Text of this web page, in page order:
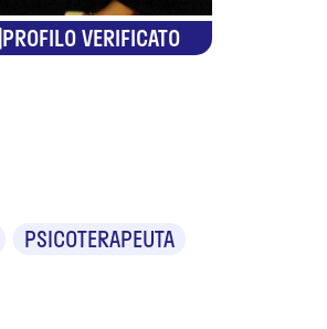
PROFILO VERIFICATO
PSICOTERAPEUTA